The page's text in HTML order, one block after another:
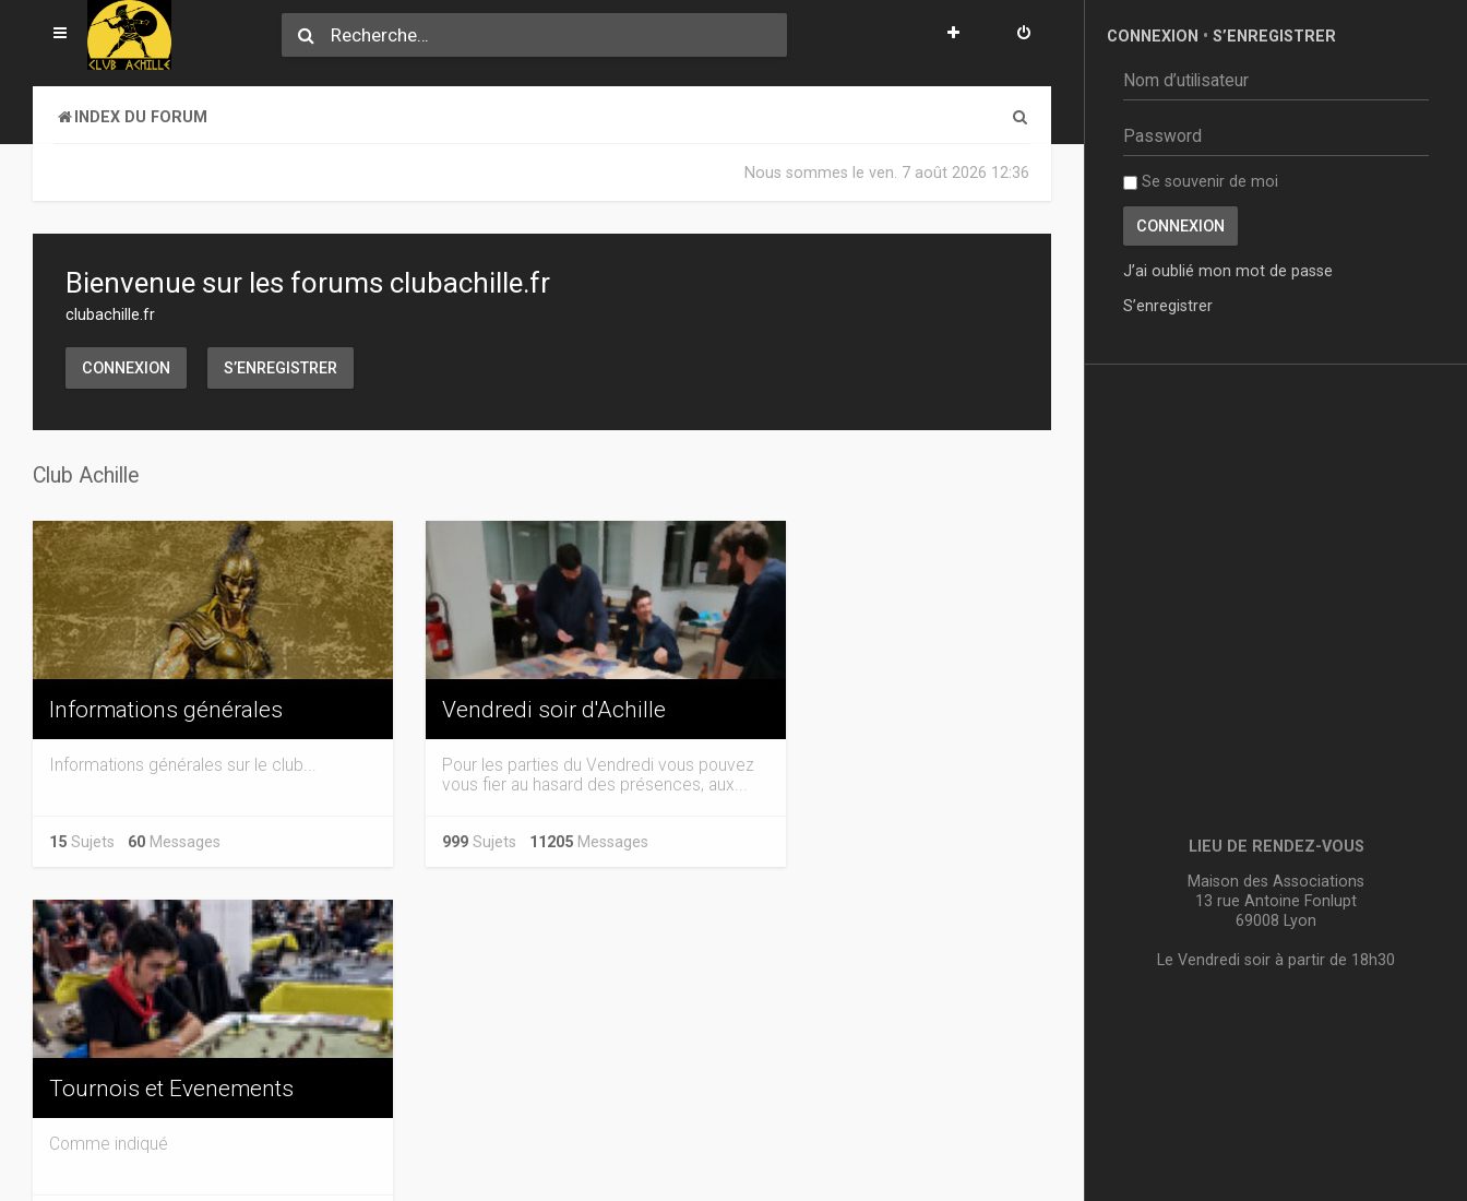
INDEX DU FORUM
Nous sommes le ven. 7 août 2026 12:36
Bienvenue sur les forums clubachille.fr
clubachille.fr
CONNEXION S’ENREGISTRER
Club Achille
Informations générales
Informations générales sur le club...
15 Sujets 60 Messages
Vendredi soir d'Achille
Pour les parties du Vendredi vous pouvez
vous fier au hasard des présences, aux...
999 Sujets 11205 Messages
Tournois et Evenements
Comme indiqué
CONNEXION • S’ENREGISTRER
Se souvenir de moi
J’ai oublié mon mot de passe
S’enregistrer
LIEU DE RENDEZ-VOUS
Maison des Associations
13 rue Antoine Fonlupt
69008 Lyon
Le Vendredi soir à partir de 18h30